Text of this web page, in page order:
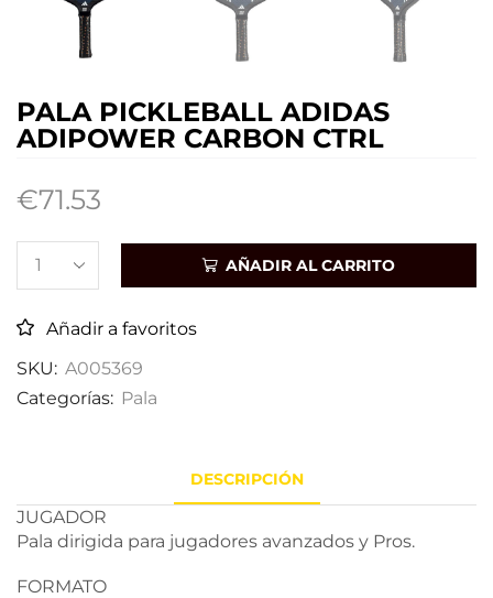
PALA PICKLEBALL ADIDAS
ADIPOWER CARBON CTRL
€71.53
AÑADIR AL CARRITO
Añadir a favoritos
SKU: A005369
Categorías: Pala
DESCRIPCIÓN
JUGADOR
Pala dirigida para jugadores avanzados y Pros.
FORMATO